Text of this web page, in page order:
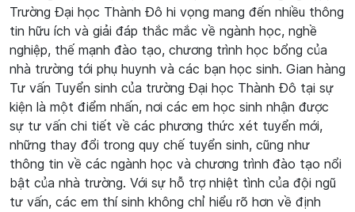
Trường Đại học Thành Đô hi vọng mang đến nhiều thông
tin hữu ích và giải đáp thắc mắc về ngành học, nghề
nghiệp, thế mạnh đào tạo, chương trình học bổng của
nhà trường tới phụ huynh và các bạn học sinh. Gian hàng
Tư vấn Tuyển sinh của trường Đại học Thành Đô tại sự
kiện là một điểm nhấn, nơi các em học sinh nhận được
sự tư vấn chi tiết về các phương thức xét tuyển mới,
những thay đổi trong quy chế tuyển sinh, cũng như
thông tin về các ngành học và chương trình đào tạo nổi
bật của nhà trường. Với sự hỗ trợ nhiệt tình của đội ngũ
tư vấn, các em thí sinh không chỉ hiểu rõ hơn về định